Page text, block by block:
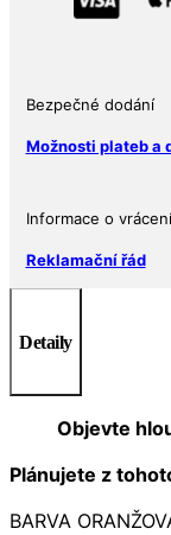
Bezpečné dodání
Možnosti plateb a
Informace o vrácení
Reklamační řád
Detaily
Objevte
Plánujete z
BARVA